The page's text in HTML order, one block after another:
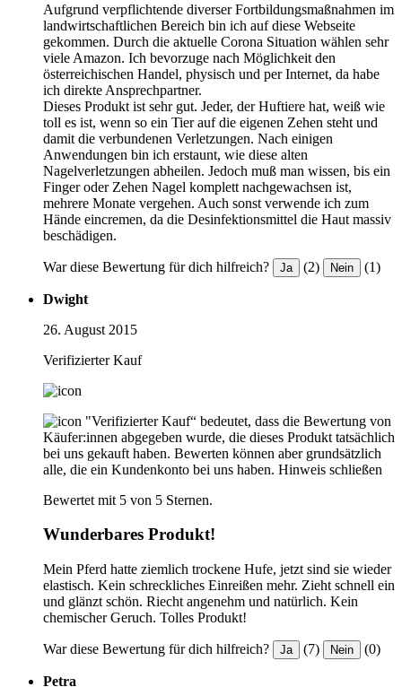
Aufgrund verpflichtende diverser Fortbildungsmaßnahmen im
landwirtschaftlichen Bereich bin ich auf diese Webseite
gekommen. Durch die aktuelle Corona Situation wählen sehr
viele Amazon. Ich bevorzuge nach Möglichkeit den
österreichischen Handel, physisch und per Internet, da habe
ich direkte Ansprechpartner.
Dieses Produkt ist sehr gut. Jeder, der Huftiere hat, weiß wie
toll es ist, wenn so ein Tier auf die eigenen Zehen steht und
damit die verbundenen Verletzungen. Nach einigen
Anwendungen bin ich erstaunt, wie diese alten
Nagelverletzungen abheilen. Jedoch muß man wissen, bis ein
Finger oder Zehen Nagel komplett nachgewachsen ist,
mehrere Monate vergehen. Auch sonst verwende ich zum
Hände eincremen, da die Desinfektionsmittel die Haut massiv
beschädigen.
War diese Bewertung für dich hilfreich? Ja (2) Nein (1)
Dwight
26. August 2015
Verifizierter Kauf
"Verifizierter Kauf“ bedeutet, dass die Bewertung von
Käufer:innen abgegeben wurde, die dieses Produkt tatsächlich
bei uns gekauft haben. Bewerten können aber grundsätzlich
alle, die ein Kundenkonto bei uns haben. Hinweis schließen
Bewertet mit 5 von 5 Sternen.
Wunderbares Produkt!
Mein Pferd hatte ziemlich trockene Hufe, jetzt sind sie wieder
elastisch. Kein schreckliches Einreißen mehr. Zieht schnell ein
und glänzt schön. Riecht angenehm und natürlich. Kein
chemischer Geruch. Tolles Produkt!
War diese Bewertung für dich hilfreich? Ja (7) Nein (0)
Petra